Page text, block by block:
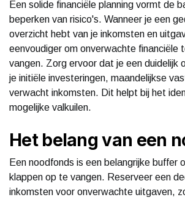
Een solide financiële planning vormt de
beperken van risico's. Wanneer je een
overzicht hebt van je inkomsten en
eenvoudiger om onverwachte financiële
vangen. Zorg ervoor dat je een duidelijk
je initiële investeringen, maandelijkse
verwacht inkomsten. Dit helpt bij het
mogelijke valkuilen.
Het belang van een
Een noodfonds is een belangrijke buffer
klappen op te vangen. Reserveer een
inkomsten voor onverwachte uitgaven,